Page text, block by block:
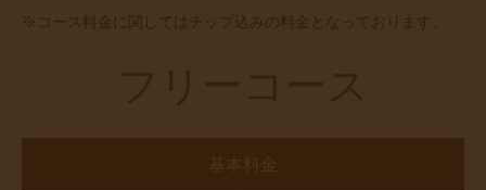
※コース料金に関してはチップ込みの料金となっております。
基本料金